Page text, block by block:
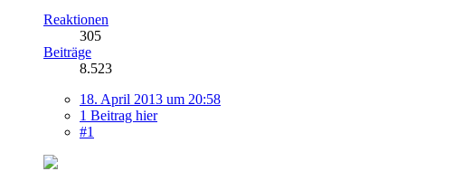
Reaktionen
305
Beiträge
8.523
18. April 2013 um 20:58
1 Beitrag hier
#1